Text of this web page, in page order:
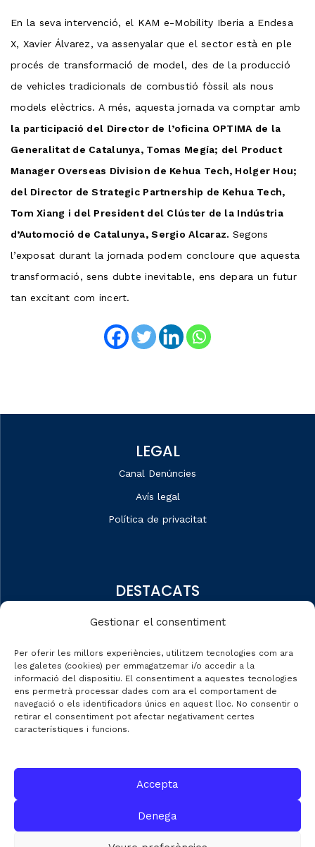
Gestionar el consentiment
Per oferir les millors experiències, utilitzem tecnologies com ara
les galetes (cookies) per emmagatzemar i/o accedir a la
informació del dispositiu. El consentiment a aquestes tecnologies
ens permetrà processar dades com ara el comportament de
navegació o els identificadors únics en aquest lloc. No consentir o
retirar el consentiment pot afectar negativament certes
característiques i funcions.
Accepta
Denega
En la seva intervenció, el KAM e-Mobility Iberia a Endesa
X, Xavier Álvarez, va assenyalar que el sector està en ple
procés de transformació de model, des de la producció
de vehicles tradicionals de combustió fòssil als nous
models elèctrics. A més, aquesta jornada va comptar amb
la participació del Director de l’oficina OPTIMA de la
Generalitat de Catalunya, Tomas Megía; del Product
Manager Overseas Division de Kehua Tech, Holger Hou;
del Director de Strategic Partnership de Kehua Tech,
Tom Xiang i del President del Clúster de la Indústria
d’Automoció de Catalunya, Sergio Alcaraz. Segons
l’exposat durant la jornada podem concloure que aquesta
transformació, sens dubte inevitable, ens depara un futur
tan excitant com incert.
LEGAL
Canal Denúncies
Avís legal
Política de privacitat
DESTACATS
Dades de mercat
Automobile Talks
08012 de Barcelona